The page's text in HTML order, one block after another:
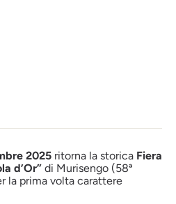
2025 ritorna la storica Fiera
d’Or” di Murisengo (58ª
la prima volta carattere